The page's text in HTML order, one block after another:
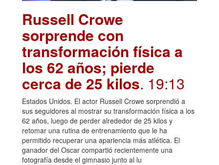
Russell Crowe
sorprende con
transformación física a
los 62 años; pierde
cerca de 25 kilos. 19:13
Estados Unidos. El actor Russell Crowe sorprendió a
sus seguidores al mostrar su transformación física a los
62 años, luego de perder alrededor de 25 kilos y
retomar una rutina de entrenamiento que le ha
permitido recuperar una apariencia más atlética. El
ganador del Oscar compartió recientemente una
fotografía desde el gimnasio junto al lu